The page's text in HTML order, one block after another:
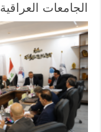
الجامعات العراقية